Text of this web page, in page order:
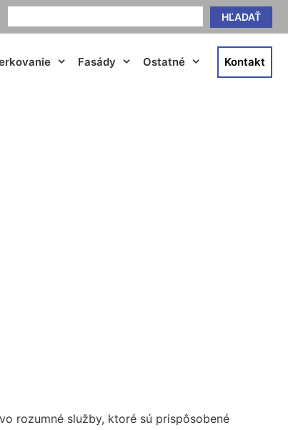
HĽADAŤ
Fasády Ostatné Kontakt
rozumné služby, ktoré sú prispôsobené